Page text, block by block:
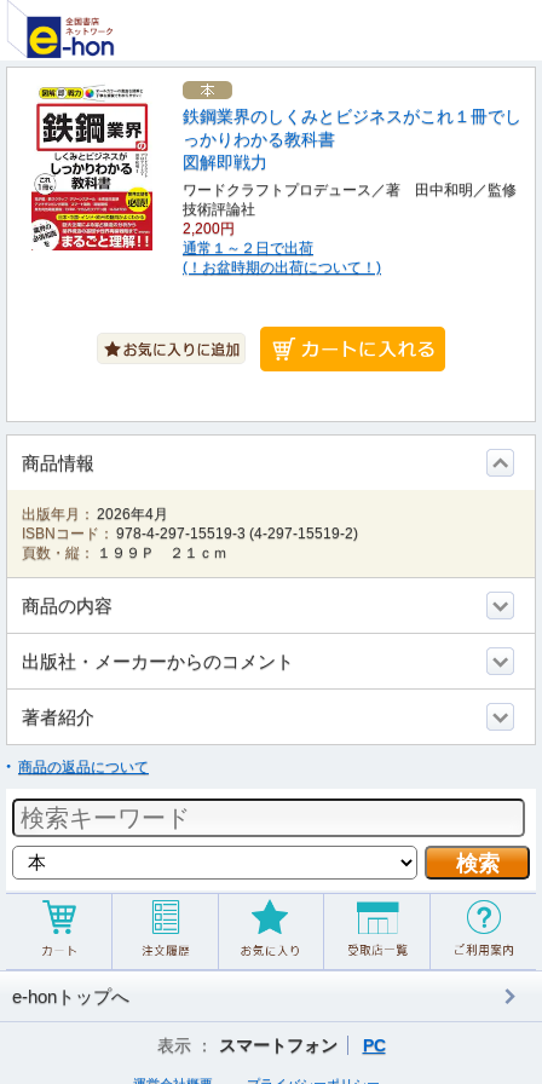
鉄鋼業界のしくみとビジネスがこれ１冊でし
っかりわかる教科書
図解即戦力
ワードクラフトプロデュース／著 田中和明／監修
技術評論社
2,200円
通常１～２日で出荷
(！お盆時期の出荷について！)
商品情報
出版年月： 2026年4月
ISBNコード： 978-4-297-15519-3 (4-297-15519-2)
頁数・縦：
１９９Ｐ ２１ｃｍ
商品の内容
出版社・メーカーからのコメント
著者紹介
商品の返品について
e-honトップへ
表示 ： スマートフォン PC